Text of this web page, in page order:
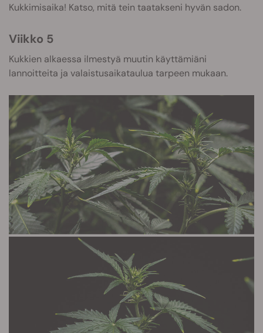
Kukkimisaika! Katso, mitä tein taatakseni hyvän sadon.
Viikko 5
Kukkien alkaessa ilmestyä muutin käyttämiäni
lannoitteita ja valaistusaikataulua tarpeen mukaan.